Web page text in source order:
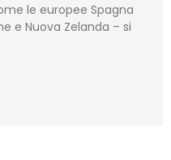
le europee Spagna
e Nuova Zelanda – si